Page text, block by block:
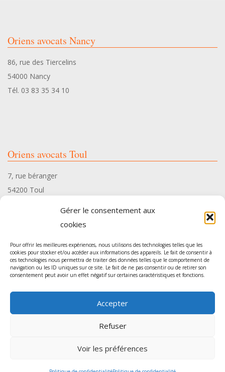
Gérer le consentement aux
cookies
Pour offrir les meilleures expériences, nous utilisons des technologies telles que les
cookies pour stocker et/ou accéder aux informations des appareils. Le fait de consentir à
ces technologies nous permettra de traiter des données telles que le comportement de
navigation ou les ID uniques sur ce site. Le fait de ne pas consentir ou de retirer son
consentement peut avoir un effet négatif sur certaines caractéristiques et fonctions.
Accepter
Refuser
Voir les préférences
Oriens avocats Nancy
86, rue des Tiercelins
54000 Nancy
Tél. 03 83 35 34 10
Oriens avocats Toul
7, rue béranger
54200 Toul
Oriens avocats Pont-à-Mousson
54, rue Gambetta
Tél. 03 83 35 34 10
Agence de communication: Sur les Toits -Mentions légales